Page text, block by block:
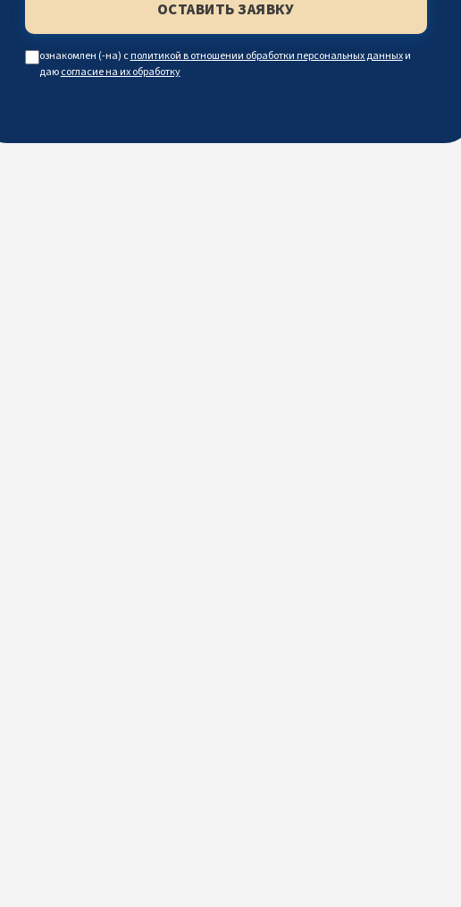
ознакомлен (-на) сполитикой в отношении обработки персональных данныхи
даюсогласие на их обработку